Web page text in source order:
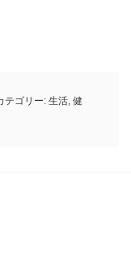
テゴリー: 生活 健